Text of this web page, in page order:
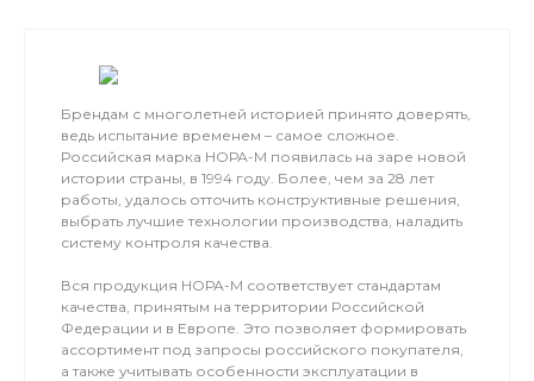
Брендам с многолетней историей принято доверять,
ведь испытание временем – самое сложное.
Российская марка НОРА-М появилась на заре новой
истории страны, в 1994 году. Более, чем за 28 лет
работы, удалось отточить конструктивные решения,
выбрать лучшие технологии производства, наладить
систему контроля качества.
Вся продукция НОРА-М соответствует стандартам
качества, принятым на территории Российской
Федерации и в Европе. Это позволяет формировать
ассортимент под запросы российского покупателя,
а также учитывать особенности эксплуатации в